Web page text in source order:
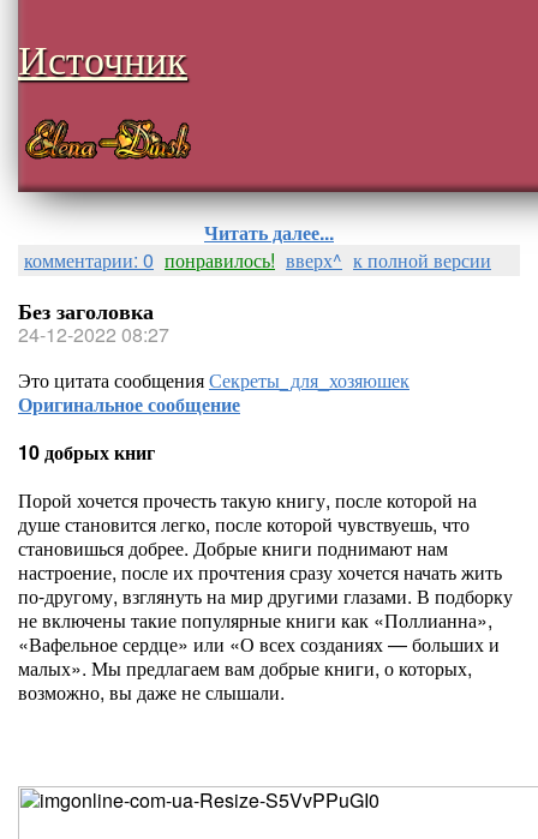
Источник
Читать далее...
комментарии: 0 понравилось! вверх^ к полной версии
Без заголовка
24-12-2022 08:27
Это цитата сообщенияСекреты_для_хозяюшек
Оригинальное сообщение
10 добрых книг
Порой хочется прочесть такую книгу, после которой на
душе становится легко, после которой чувствуешь, что
становишься добрее. Добрые книги поднимают нам
настроение, после их прочтения сразу хочется начать жить
по-другому, взглянуть на мир другими глазами. В подборку
не включены такие популярные книги как «Поллианна»,
«Вафельное сердце» или «О всех созданиях — больших и
малых». Мы предлагаем вам добрые книги, о которых,
возможно, вы даже не слышали.